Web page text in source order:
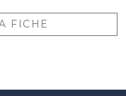
FICHE